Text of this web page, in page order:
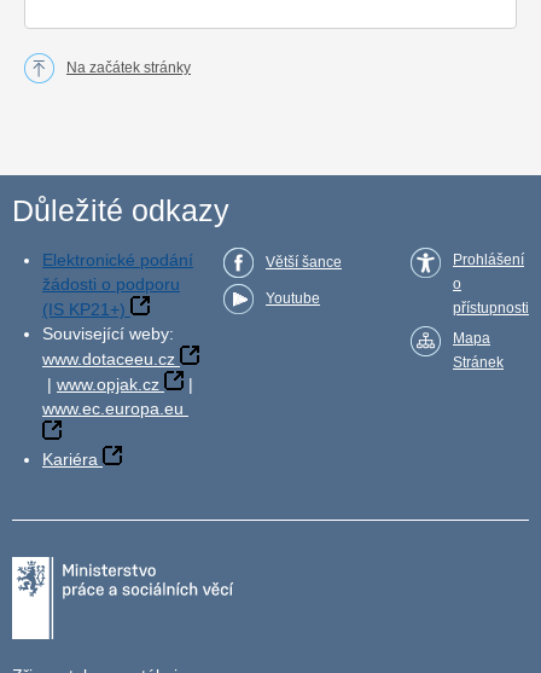
Na začátek stránky
Důležité odkazy
Elektronické podání
žádosti o podporu
(IS KP21+)
Související weby:
www.dotaceeu.cz
| www.opjak.cz
|
www.ec.europa.eu
Kariéra
Větší šance
Youtube
Prohlášení
o
přístupnosti
Mapa
Stránek